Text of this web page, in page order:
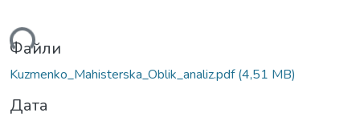
Файли
Kuzmenko_Mahisterska_Oblik_analiz.pdf(4,51 MB)
Дата